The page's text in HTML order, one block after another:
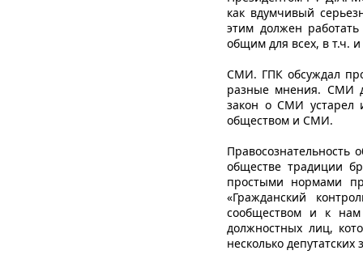
как вдумчивый
этим должен
общим для всех, в т.ч.
СМИ. ГПК обсуждал
разные мнения. СМИ
закон о СМИ устарел
обществом и СМИ.
обществе традиции
простыми нормами
«Гражданский
сообществом и к нам
должностных лиц,
несколько